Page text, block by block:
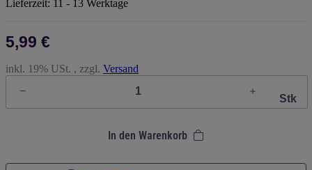
Lieferzeit: 11 - 13 Werktage
5,99 €
inkl. 19% USt. , zzgl. Versand
Stk
In den Warenkorb